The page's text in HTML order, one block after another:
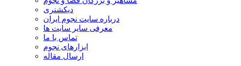
دیکشنری
درباره سایت نجوم ایران
معرفی سایر سایت ها
تماس با ما
ابزارهای نجوم
ارسال مقاله